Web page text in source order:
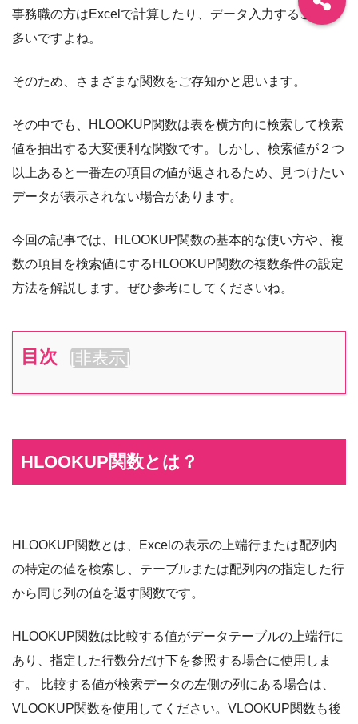
事務職の方はExcelで計算したり、データ入力することが
多いですよね。
そのため、さまざまな関数をご存知かと思います。
その中でも、HLOOKUP関数は表を横方向に検索して検索
値を抽出する大変便利な関数です。しかし、検索値が２つ
以上あると一番左の項目の値が返されるため、見つけたい
データが表示されない場合があります。
今回の記事では、HLOOKUP関数の基本的な使い方や、複
数の項目を検索値にするHLOOKUP関数の複数条件の設定
方法を解説します。ぜひ参考にしてくださいね。
目次 [非表示]
HLOOKUP関数とは？
HLOOKUP関数とは、Excelの表示の上端行または配列内
の特定の値を検索し、テーブルまたは配列内の指定した行
から同じ列の値を返す関数です。
HLOOKUP関数は比較する値がデータテーブルの上端行に
あり、指定した行数分だけ下を参照する場合に使用しま
す。 比較する値が検索データの左側の列にある場合は、
VLOOKUP関数を使用してください。VLOOKUP関数も後